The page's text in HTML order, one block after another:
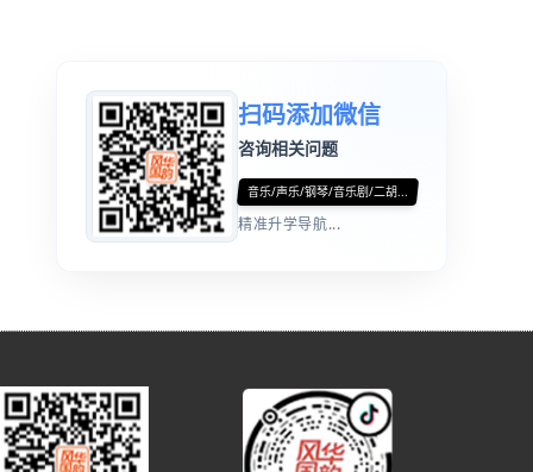
扫码添加微信
咨询相关问题
音乐/声乐/钢琴/音乐剧/二胡...
精准升学导航...